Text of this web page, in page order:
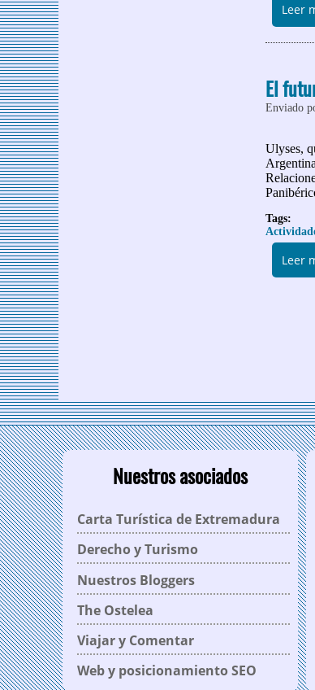
Leer
El
Enviado
Ulyses,
Tags:
Leer
Nuestros asociados
Carta Turística de Extremadura
Derecho y Turismo
Nuestros Bloggers
The Ostelea
Viajar y Comentar
Web y posicionamiento SEO